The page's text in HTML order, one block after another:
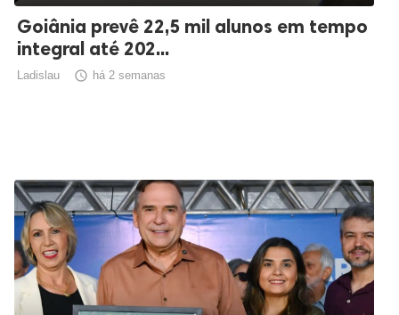
Goiânia prevê 22,5 mil alunos em tempo
integral até 202...
Ladislau  há 2 semanas